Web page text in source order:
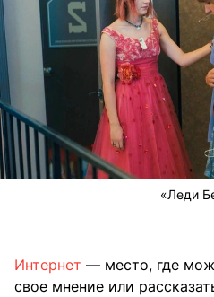
«Леди
Интернет — место, где
свое мнение или